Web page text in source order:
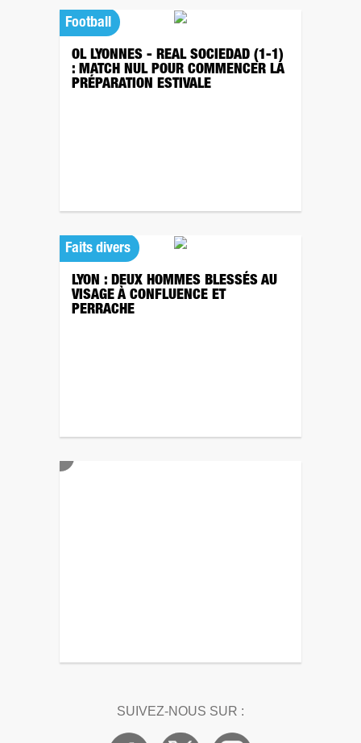
Football
OL LYONNES - REAL SOCIEDAD (1-1)
: MATCH NUL POUR COMMENCER LA
PRÉPARATION ESTIVALE
Faits divers
LYON : DEUX HOMMES BLESSÉS AU
VISAGE À CONFLUENCE ET
PERRACHE
SUIVEZ-NOUS SUR :